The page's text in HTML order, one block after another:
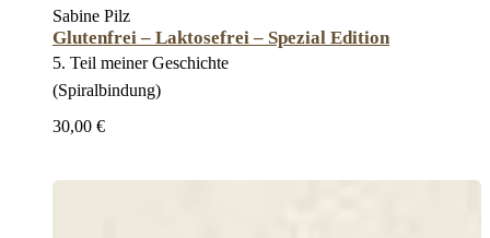
Sabine Pilz
Glutenfrei – Laktosefrei – Spezial Edition
5. Teil meiner Geschichte
(Spiralbindung)
30,00 €